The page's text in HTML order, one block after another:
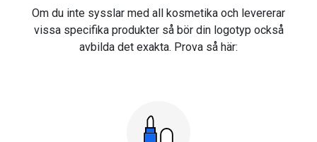
Om du inte sysslar med all kosmetika och levererar
vissa specifika produkter så bör din logotyp också
avbilda det exakta. Prova så här: